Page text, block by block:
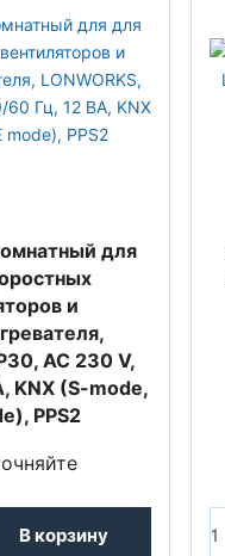
для
и
AC 230 V,
KNX (S-mode,
PPS2
В корзину